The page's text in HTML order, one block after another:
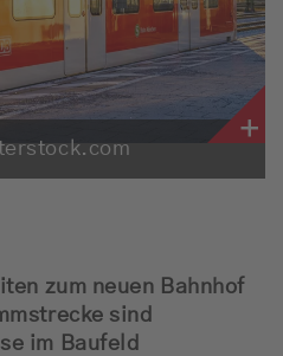
zum neuen Bahnhof
sind
im Baufeld